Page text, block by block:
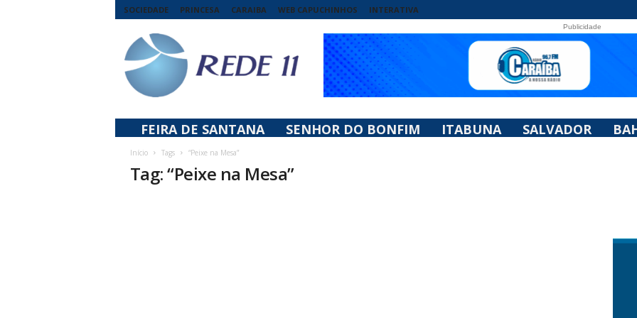
SOCIEDADE PRINCESA CARAIBA WEB CAPUCHINHOS INTERATIVA
Publicidade
FEIRA DE SANTANA SENHOR DO BONFIM ITABUNA SALVADOR
Início Tags “Peixe na Mesa”
Tag: “Peixe na Mesa”